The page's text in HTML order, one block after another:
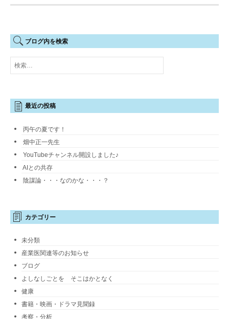
シ
ョ
ン
ブログ内を検索
検
索:
最近の投稿
丙午の夏です！
畑中正一先生
YouTubeチャンネル開設しました♪
AIとの共存
陰謀論・・・なのかな・・・？
カテゴリー
未分類
産業医関連等のお知らせ
ブログ
よしなしごとを そこはかとなく
健康
書籍・映画・ドラマ見聞録
考察・分析